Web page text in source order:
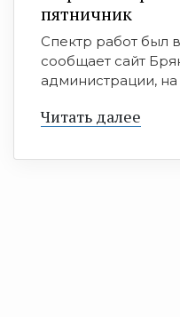
пятничник
Спектр работ был
сообщает сайт
администрации, на
Читать далее